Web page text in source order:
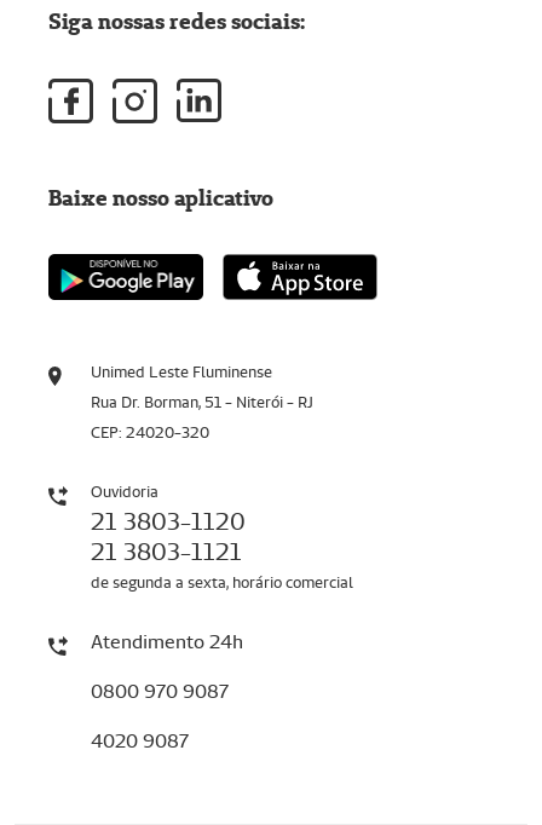
Unimed Leste Fluminense
Rua Dr. Borman, 51 - Niterói - RJ
CEP: 24020-320
Ouvidoria
21 3803-1120
21 3803-1121
de segunda a sexta, horário comercial
Atendimento 24h
0800 970 9087
4020 9087
Siga nossas redes sociais:
Baixe nosso aplicativo